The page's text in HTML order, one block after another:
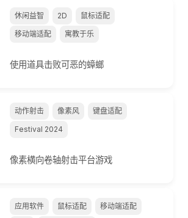
休闲益智 2D
鼠标适配
移动端适配
寓教于乐
使用道具击败可恶的蟑螂
动作射击 像素风
键盘适配
Festival 2024
像素横向卷轴射击平台游戏
应用软件 鼠标适配
移动端适配